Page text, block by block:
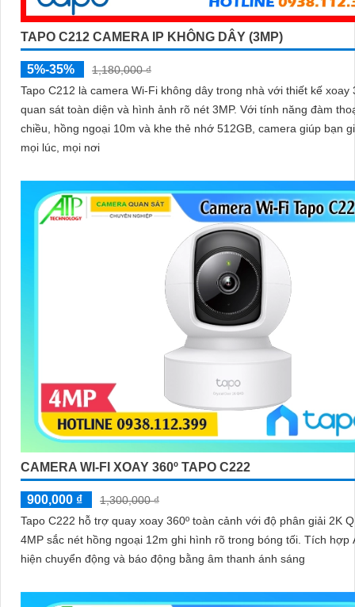
TAPO C212 CAMERA IP KHÔNG DÂY (3MP)
5%-35%
1,180,000 ₫
Tapo C212 là camera Wi-Fi không dây trong nhà với thiết kế xoay
quan sát toàn diện và hình ảnh rõ nét 3MP. Với tính năng đàm thoại 2
chiều, hồng ngoại 10m và khe thẻ nhớ 512GB, camera giúp bạn
mọi lúc, mọi nơi
CAMERA WI-FI XOAY 360º TAPO C222
900,000 ₫
1,300,000 ₫
Tapo C222 hỗ trợ quay xoay 360º toàn cảnh với độ phân giải 2K
4MP sắc nét hồng ngoại 12m ghi hình rõ trong bóng tối. Tích hợp AI phát
hiện chuyển động và báo động bằng âm thanh ánh sáng